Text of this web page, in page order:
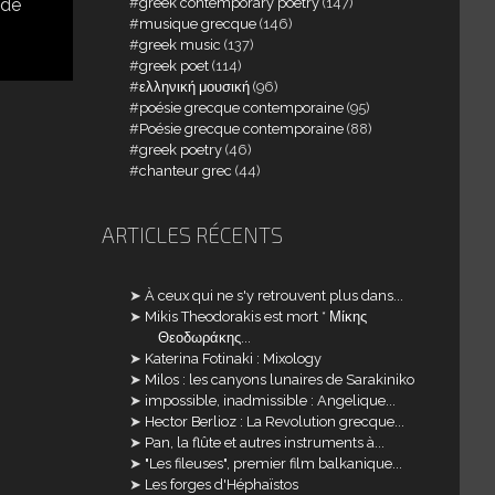
musique grecque (146)
greek music (137)
greek poet (114)
ελληνική μουσική (96)
poésie grecque contemporaine (95)
Poésie grecque contemporaine (88)
greek poetry (46)
chanteur grec (44)
ARTICLES RÉCENTS
À ceux qui ne s'y retrouvent plus dans...
Mikis Theodorakis est mort * Μίκης
Θεοδωράκης...
Katerina Fotinaki : Mixology
Milos : les canyons lunaires de Sarakiniko
impossible, inadmissible : Angelique...
Hector Berlioz : La Revolution grecque...
Pan, la flûte et autres instruments à...
"Les fileuses", premier film balkanique...
Les forges d'Héphaïstos